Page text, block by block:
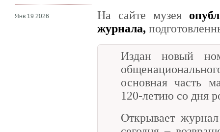
Янв 19 2026
На сайте музея
журнала,
Издан новый
основная часть
120-летию со дня
Открывает